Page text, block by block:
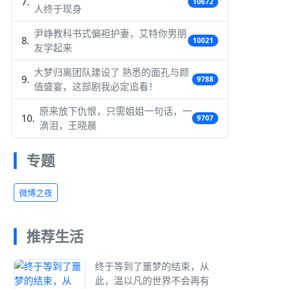
人终于现身
尹峥教科书式偏袒护妻，艾特你男朋
友学起来
10021
大梦归离团队建设了 熟悉的面孔与颜
值盛宴，这部剧我必定追看！
9788
原来放下仇恨，只需姐姐一句话，一
滴泪，王晓晨
9707
专题
微博之夜
推荐生活
终于等到了噩梦的结束，从
此，温以凡的世界不会再有